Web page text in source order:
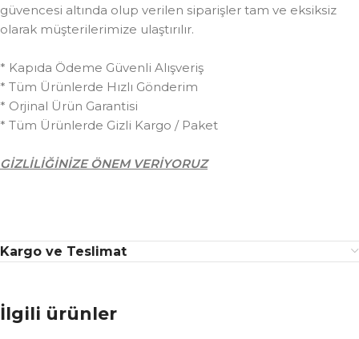
güvencesi altında olup verilen siparişler tam ve eksiksiz
olarak müşterilerimize ulaştırılır.
* Kapıda Ödeme Güvenli Alışveriş
* Tüm Ürünlerde Hızlı Gönderim
* Orjinal Ürün Garantisi
* Tüm Ürünlerde Gizli Kargo / Paket
GİZLİLİĞİNİZE ÖNEM VERİYORUZ
Kargo ve Teslimat
İlgili ürünler